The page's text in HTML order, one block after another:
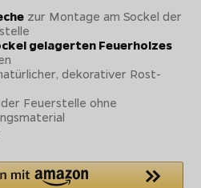
zur Montage am Sockel der
gelagerten Feuerholzes
dekorativer Rost-
Feuerstelle ohne